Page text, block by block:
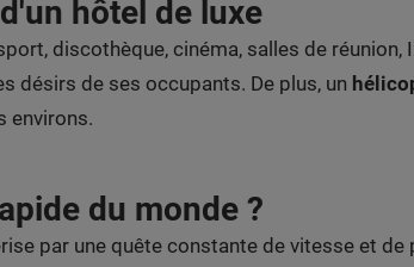
hôtel de luxe
discothèque, cinéma, salles de
désirs de ses occupants. De plus, un
environs.
du monde ?
par une quête constante de vitesse et